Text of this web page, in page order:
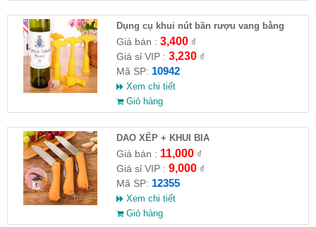
Dụng cụ khui nút bần rượu vang bằng
nhựa
Giá bán : 3,400₫
Giá sỉ VIP : 3,230₫
Mã SP: 10942
Xem chi tiết
Giỏ hàng
DAO XẾP + KHUI BIA
Giá bán : 11,000₫
Giá sỉ VIP : 9,000₫
Mã SP: 12355
Xem chi tiết
Giỏ hàng